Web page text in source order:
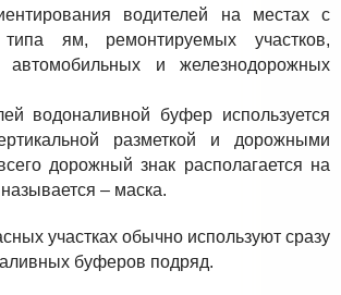
водителей на местах с
типа ям, ремонтируемых участков,
автомобильных и железнодорожных
водоналивной буфер используется
разметкой и дорожными
дорожный знак располагается на
– маска.
участках обычно используют сразу
буферов подряд.